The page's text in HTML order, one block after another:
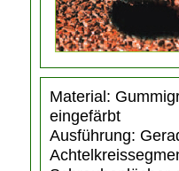
Material:
eingefärbt
Ausführung: